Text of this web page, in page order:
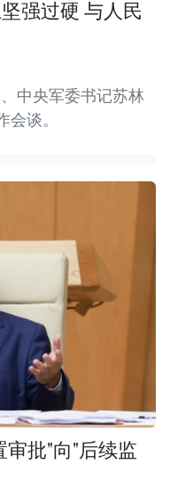
强过硬 与人民
中央军委书记苏林
谈。
批"向"后续监